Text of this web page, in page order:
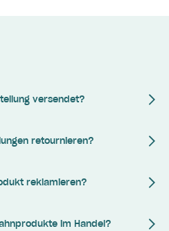
versendet?
retournieren?
reklamieren?
im Handel?